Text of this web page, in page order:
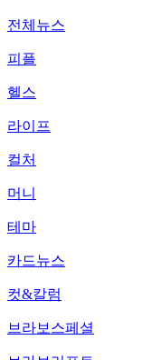
전체뉴스
피플
헬스
라이프
컬처
머니
테마
카드뉴스
컷&칼럼
브라보스페셜